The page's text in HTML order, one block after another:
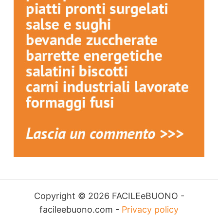
Copyright © 2026 FACILEeBUONO -
facileebuono.com - Privacy policy